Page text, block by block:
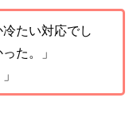
たい対応でし
た
。」